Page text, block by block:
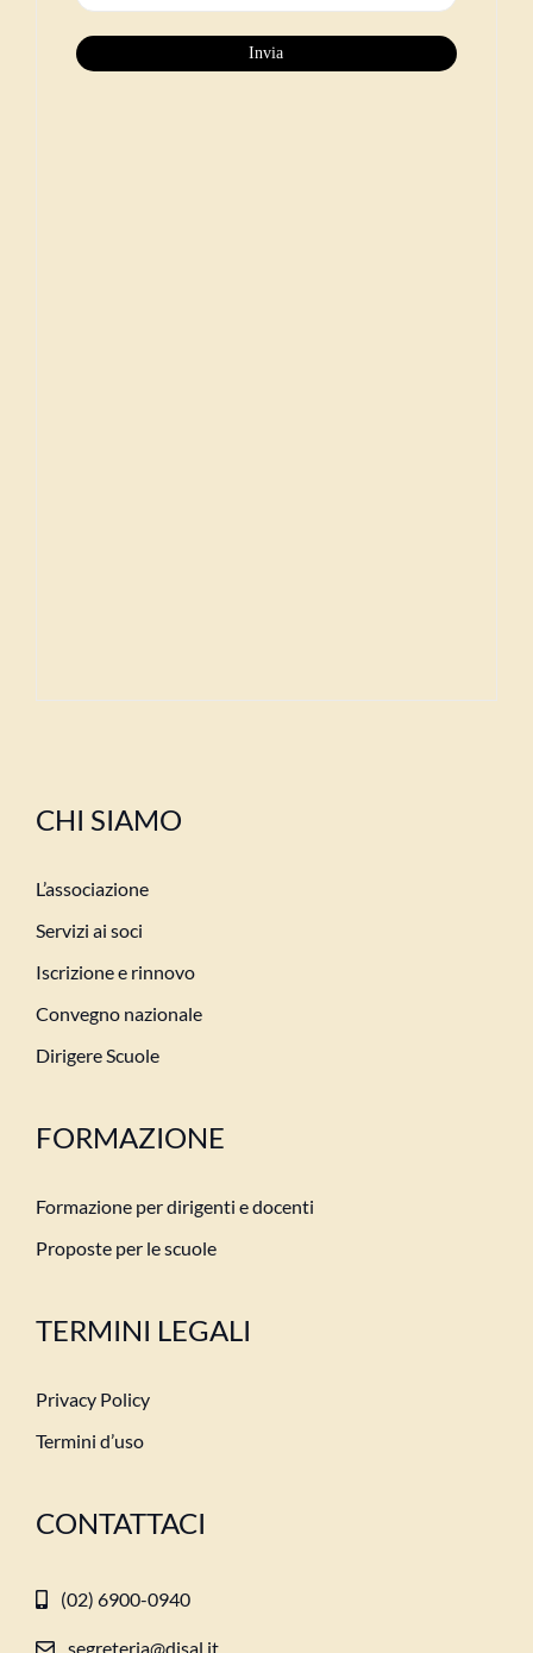
CHI SIAMO
L’associazione
Servizi ai soci
Iscrizione e rinnovo
Convegno nazionale
Dirigere Scuole
FORMAZIONE
Formazione per dirigenti e docenti
Proposte per le scuole
TERMINI LEGALI
Privacy Policy
Termini d’uso
CONTATTACI
(02) 6900-0940
segreteria@disal.it